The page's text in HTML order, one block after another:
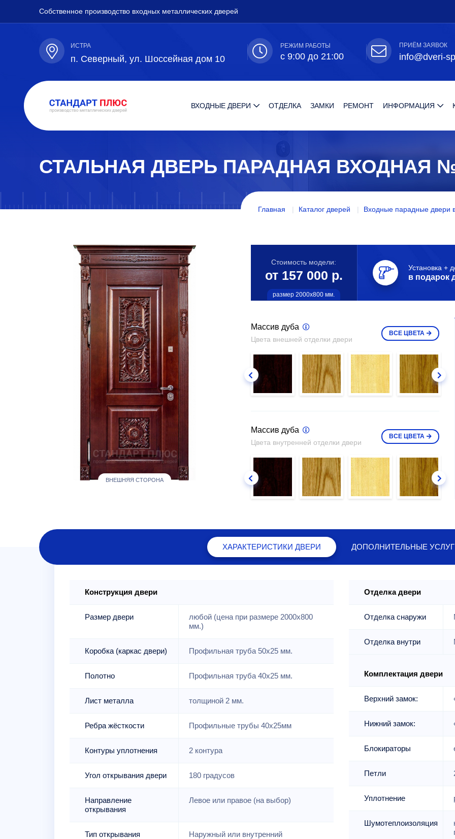
Собственное производство входных металлических дверей
ИСТРА
п. Северный, ул. Шоссейная дом 10
РЕЖИМ РАБОТЫ
с 9:00 до 21:00
ПРИЁМ ЗАЯВОК
info@dveri-
ВХОДНЫЕ ДВЕРИ ОТДЕЛКА ЗАМКИ РЕМОНТ ИНФОРМАЦИЯ
СТАЛЬНАЯ ДВЕРЬ ПАРАДНАЯ ВХОДНАЯ
Главная Каталог дверей Входные парадные двери
ВНЕШНЯЯ СТОРОНА
Стоимость модели:
от 157 000 р.
размер 2000х800 мм.
Установка +
в подарок
Массив дуба
Цвета внешней отделки двери
ВСЕ ЦВЕТА
Массив дуба
Цвета внутренней отделки двери
ВСЕ ЦВЕТА
ХАРАКТЕРИСТИКИ ДВЕРИ ДОПОЛНИТЕЛЬНЫЕ
Конструкция двери
Размер двери
любой (цена при размере 2000x800
мм.)
Коробка (каркас двери) Профильная труба 50х25 мм.
Полотно Профильная труба 40х25 мм.
Лист металла толщиной 2 мм.
Ребра жёсткости Профильные трубы 40х25мм
Контуры уплотнения 2 контура
Угол открывания двери 180 градусов
Направление
открывания
Левое или правое (на выбор)
Тип открывания Наружный или внутренний
Отделка двери
Отделка снаружи
Отделка внутри
Комплектация двери
Верхний замок:
Нижний замок:
Блокираторы
Петли
Уплотнение
Шумотеплоизоляция